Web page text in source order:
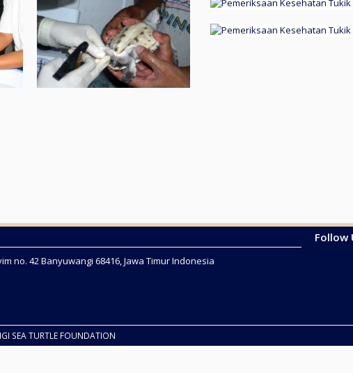
no. 42 Banyuwangi 68416, Jawa Timur Indonesia
Follow
SEA TURTLE FOUNDATION